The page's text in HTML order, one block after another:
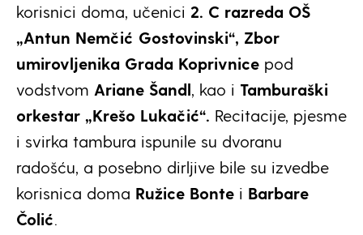
korisnici doma, učenici 2. C razreda OŠ
„Antun Nemčić Gostovinski“, Zbor
umirovljenika Grada Koprivnice pod
vodstvom Ariane Šandl, kao i Tamburaški
orkestar „Krešo Lukačić“. Recitacije, pjesme
i svirka tambura ispunile su dvoranu
radošću, a posebno dirljive bile su izvedbe
korisnica doma Ružice Bonte i Barbare
Čolić.